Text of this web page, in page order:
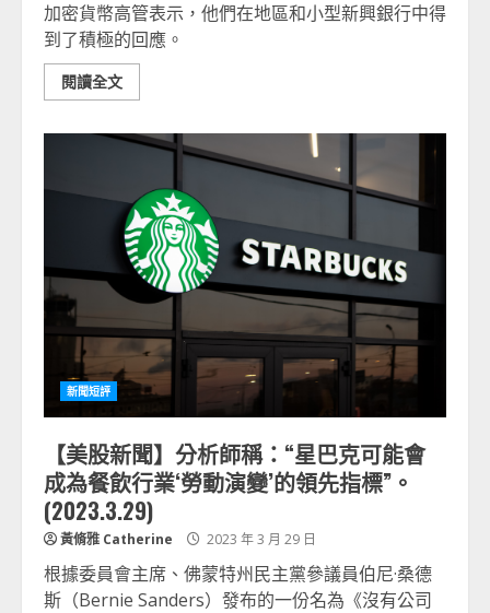
加密貨幣高管表示，他們在地區和小型新興銀行中得
到了積極的回應。
閱讀全文
新聞短評
【美股新聞】分析師稱：“星巴克可能會
成為餐飲行業‘勞動演變’的領先指標”。
(2023.3.29)
黃脩雅 Catherine 2023 年 3 月 29 日
根據委員會主席、佛蒙特州民主黨參議員伯尼·桑德
斯（Bernie Sanders）發布的一份名為《沒有公司